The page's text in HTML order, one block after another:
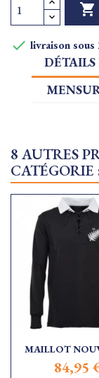

 livraison sous
8 AUTRES
CATÉGORIE
MAILLOT
84,95